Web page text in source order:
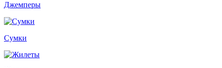
Джемперы
Сумки